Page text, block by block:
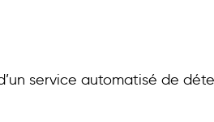
service automatisé de